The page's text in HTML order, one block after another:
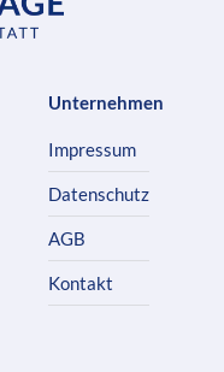
Unternehmen
Impressum
Datenschutz
AGB
Kontakt